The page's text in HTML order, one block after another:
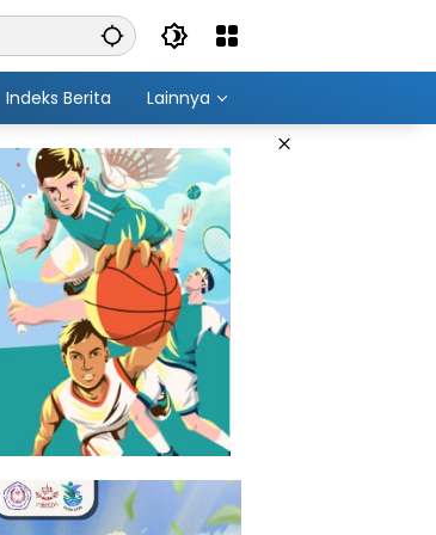
Indeks Berita Lainnya
×